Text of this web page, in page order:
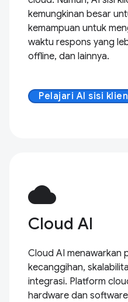
kemungkinan besar
kemampuan untuk
waktu respons yang
offline, dan lainnya.
Pelajari AI sisi
cloud
Cloud AI
Cloud AI menawarkan
kecanggihan,
integrasi. Platform
hardware dan